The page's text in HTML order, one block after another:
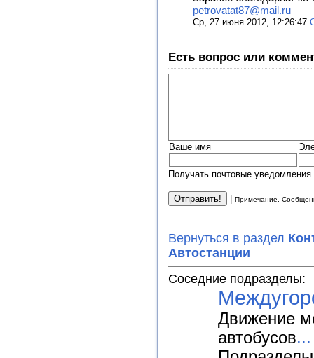
petrovatat87@mail.ru
Ср, 27 июня 2012, 12:26:47
Есть вопрос или
Ваше имя
Получать почтовые
Примечание.
Вернуться в раздел
Автостанции
Соседние подразделы:
Движение
автобусов...